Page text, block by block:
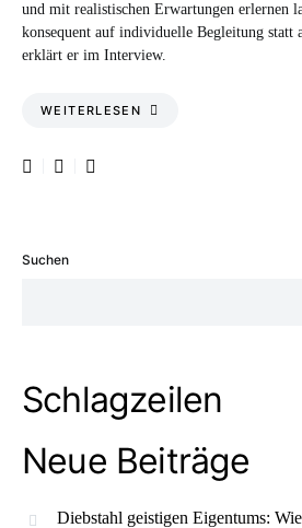
und mit realistischen Erwartungen erlernen
konsequent auf individuelle Begleitung statt
erklärt er im Interview.
WEITERLESEN
Suchen
Schlagzeilen
Neue Beiträge
Diebstahl geistigen Eigentums: